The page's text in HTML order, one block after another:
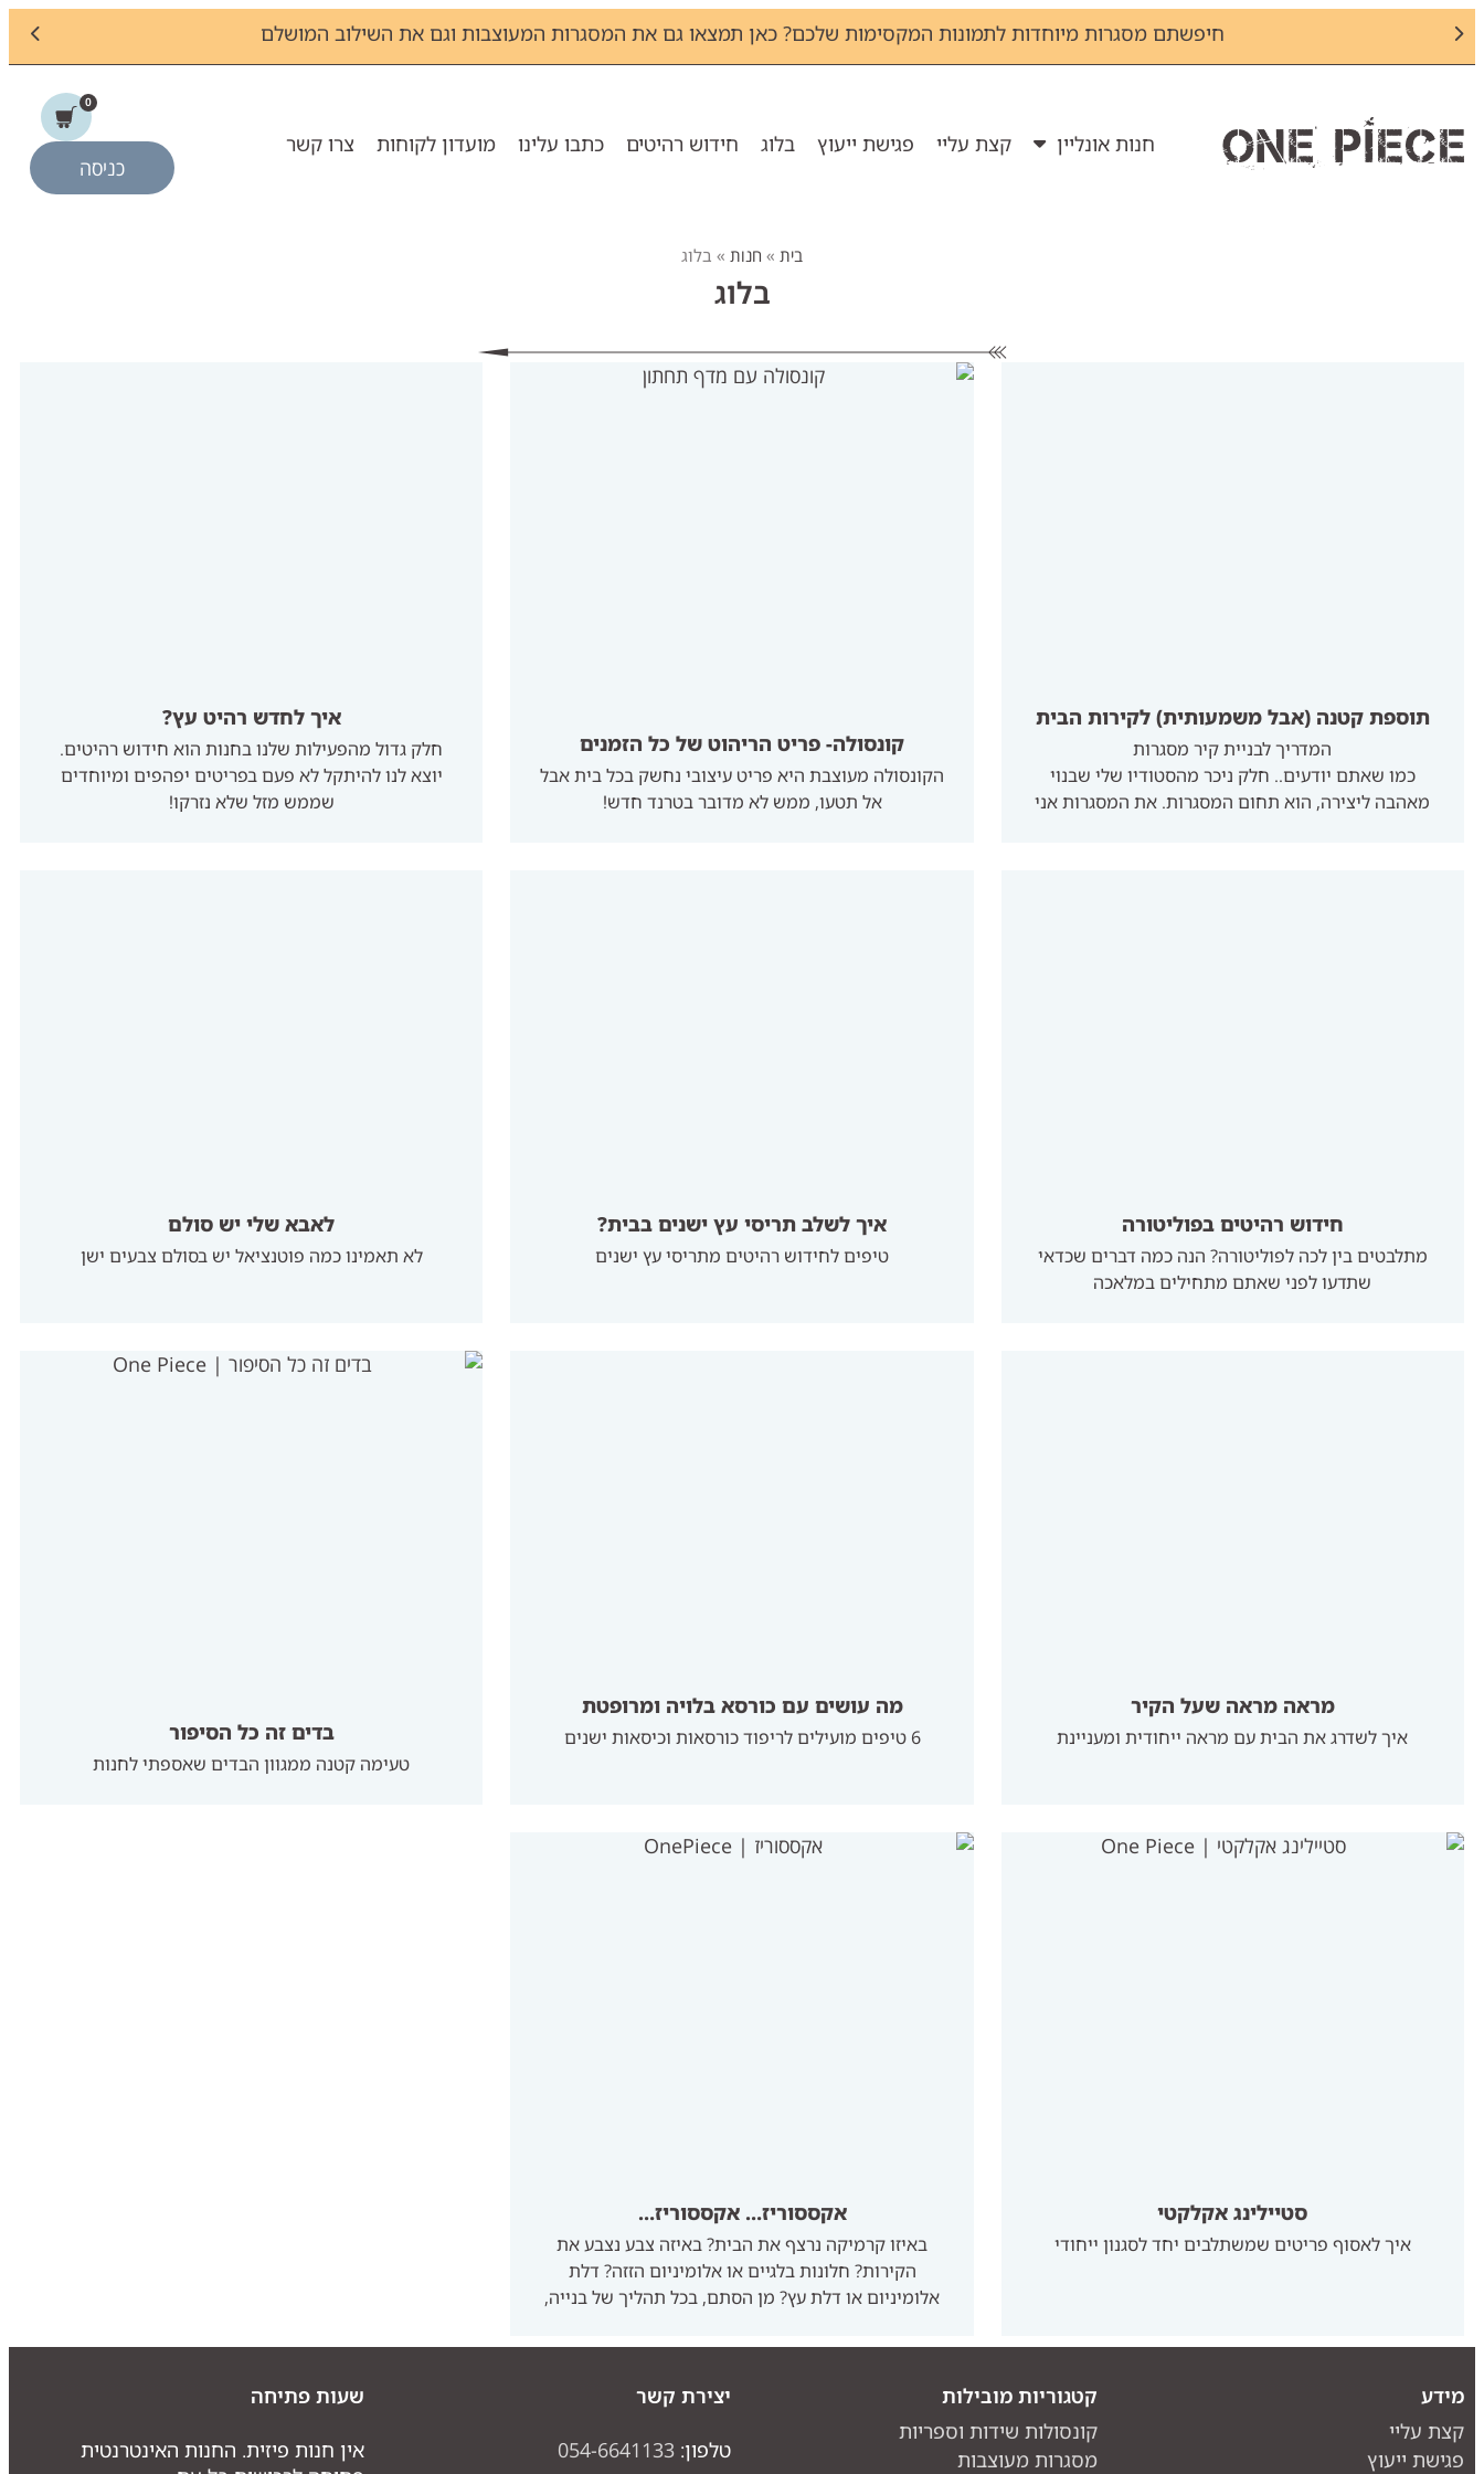
חיפשתם מסגרות מיוחדות לתמונות המקסימות שלכם? כאן תמצאו גם את המסגרות המעוצבות וגם את השילוב המושלם
חנות אונליין קצת עליי פגישת ייעוץ בלוג חידוש רהיטים כתבו עלינו מועדון לקוחות צרו קשר
0
כניסה
בית » חנות » בלוג
בלוג
תוספת קטנה (אבל משמעותית) לקירות הבית
המדריך לבניית קיר מסגרות
כמו שאתם יודעים.. חלק ניכר מהסטודיו שלי שבנוי
מאהבה ליצירה, הוא תחום המסגרות. את המסגרות אני
קונסולה- פריט הריהוט של כל הזמנים
הקונסולה מעוצבת היא פריט עיצובי נחשק בכל בית אבל
אל תטעו, ממש לא מדובר בטרנד חדש!
איך לחדש רהיט עץ?
חלק גדול מהפעילות שלנו בחנות הוא חידוש רהיטים.
יוצא לנו להיתקל לא פעם בפריטים יפהפים ומיוחדים
שממש מזל שלא נזרקו!
חידוש רהיטים בפוליטורה
מתלבטים בין לכה לפוליטורה? הנה כמה דברים שכדאי
שתדעו לפני שאתם מתחילים במלאכה
איך לשלב תריסי עץ ישנים בבית?
טיפים לחידוש רהיטים מתריסי עץ ישנים
לאבא שלי יש סולם
לא תאמינו כמה פוטנציאל יש בסולם צבעים ישן
מראה מראה שעל הקיר
איך לשדרג את הבית עם מראה ייחודית ומעניינת
מה עושים עם כורסא בלויה ומרופטת
​6 טיפים מועילים לריפוד כורסאות וכיסאות ישנים בדים זה כל הסיפור
טעימה קטנה ממגוון הבדים שאספתי לחנות
סטיילינג אקלקטי
איך לאסוף פריטים שמשתלבים יחד לסגנון ייחודי
אקססוריז… אקססוריז…
באיזו קרמיקה נרצף את הבית? באיזה צבע נצבע את
הקירות? חלונות בלגיים או אלומיניום הזזה? דלת
אלומיניום או דלת עץ? מן הסתם, בכל תהליך של בנייה,
את מנוחתכם ובצדק. אחרי שכל אלה ייפתרו, אתם
שלכם ואת זה עושים באמצעות אקססוריז לעיצוב הבית.
מידע
קצת עליי
פגישת ייעוץ
קטגוריות מובילות
קונסולות שידות וספריות
מסגרות מעוצבות
יצירת קשר
טלפון: 054-6641133
שעות פתיחה
אין חנות פיזית. החנות האינטרנטית